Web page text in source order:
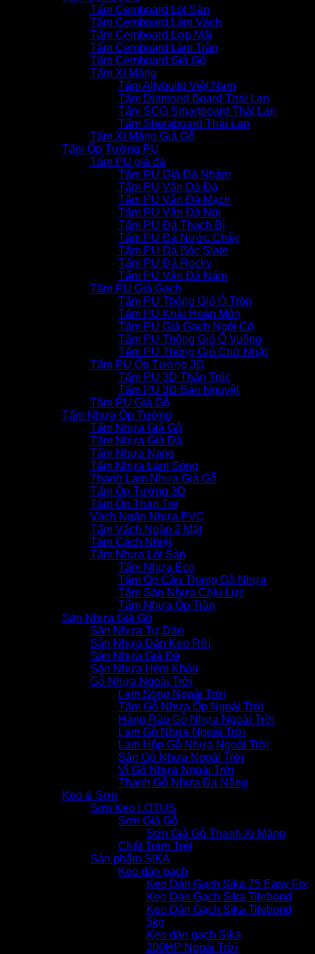
Tấm Cemboard Lót Sàn
Tấm Cemboard Làm Vách
Tấm Cemboard Lợp Mái
Tấm Cemboard Làm Trần
Tấm Cemboard Giả Gỗ
Tấm Xi Măng
Tấm Allybuild Việt Nam
Tấm Diamond Board Thái Lan
Tấm SCG Smartboard Thái Lan
Tấm Sheraboard Thái Lan
Tấm Xi Măng Giả Gỗ
Tấm Ốp Tường PU
Tấm PU giả đá
Tấm PU Giả Đá Nhám
Tấm PU Vân Da Đá
Tấm PU Vân Đá Mạch
Tấm PU Vân Đá Núi
Tấm PU Đá Thạch Bì
Tấm PU Đá Nước Chảy
Tấm PU Đá Bóc Slate
Tấm PU Đá Rocky
Tấm PU Vân Đá Nấm
Tấm PU Giả Gạch
Tấm PU Thông Gió Ô Tròn
Tấm PU Khải Hoàn Môn
Tấm PU Giả Gạch Ngói Cổ
Tấm PU Thông Gió Ô Vuông
Tấm PU Thông Gió Chữ Nhật
Tấm PU Ốp Tường 3D
Tấm PU 3D Thân Trúc
Tấm PU 3D Bán Nguyệt
Tấm PU Giả Gỗ
Tấm Nhựa Ốp Tường
Tấm Nhựa Giả Gỗ
Tấm Nhựa Giả Đá
Tấm Nhựa Nano
Tấm Nhựa Lam Sóng
Thanh Lam Nhựa Giả Gỗ
Tấm Ốp Tường 3D
Tấm Ốp Than Tre
Vách Ngăn Nhựa PVC
Tấm Vách Ngăn 2 Mặt
Tấm Cách Nhiệt
Tấm Nhựa Lót Sàn
Tấm Nhựa Eco
Tấm Ốp Cầu Thang Gỗ Nhựa
Tấm Sàn Nhựa Chịu Lực
Tấm Nhựa Ốp Trần
Sàn Nhựa Giả Gỗ
Sàn Nhựa Tự Dán
Sàn Nhựa Dán Keo Rời
Sàn Nhựa Giả Đá
Sàn Nhựa Hèm Khóa
Gỗ Nhựa Ngoài Trời
Lam Sóng Ngoài Trời
Tấm Gỗ Nhựa Ốp Ngoài Trời
Hàng Rào Gỗ Nhựa Ngoài Trời
Lam Gỗ Nhựa Ngoài Trời
Lam Hộp Gỗ Nhựa Ngoài Trời
Sàn Gỗ Nhựa Ngoài Trời
Vỉ Gỗ Nhựa Ngoài Trời
Thanh Gỗ Nhựa Đa Năng
Keo & Sơn
Sơn Keo LOTUS
Sơn Giả Gỗ
Sơn Giả Gỗ Thanh Xi Măng
Chất Trám Trét
Sản phẩm SIKA
Keo dán gạch
Keo Dán Gạch Sika 75 Easy Fix
Keo Dán Gạch Sika Tilebond
Keo Dán Gạch Sika Tilebond
5kg
Keo dán gạch Sika
200HP Ngoài Trời